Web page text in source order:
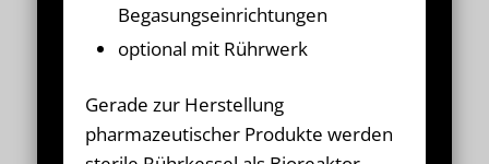
Begasungseinrichtungen
optional mit Rührwerk
Gerade zur Herstellung
pharmazeutischer Produkte werden